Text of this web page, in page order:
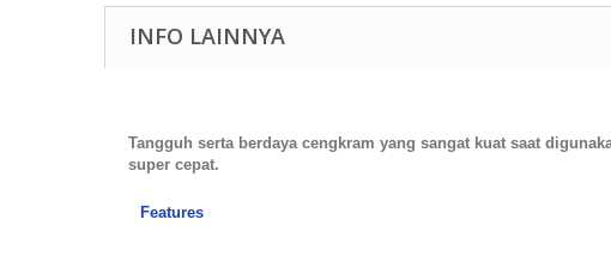
INFO LAINNYA
Tangguh serta berdaya cengkram yang sangat kuat saat
super cepat.
Features